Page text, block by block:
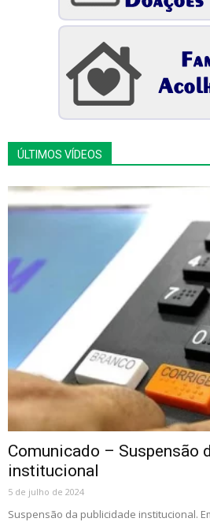
ÚLTIMOS VÍDEOS
Comunicado – Suspensão
institucional
5 de julho de 2024
Suspensão da publicidade institucional.